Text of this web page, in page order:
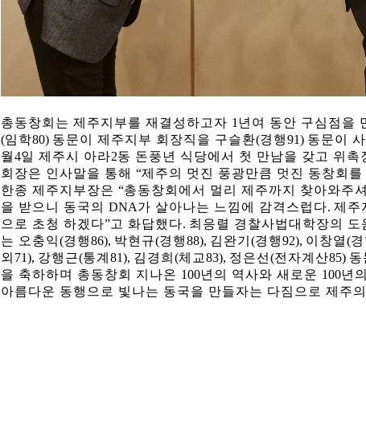
총동창회 소식
모교 소식
동문동정
동국의 창
총동창회는 제주지부를 재결성하고자 1 년여 동안 구심점을
(임학80) 동문이 제주지부 회장직을 구슬환(경행91) 동문이
월4일 제주시 아라2동 돈풍년 식당에서 첫 만남을 갖고 위촉
회장은 인사말을 통해 “제주의 멋진 풍광만큼 멋진 동창회
한종 제주지부장은 “총동창회에서 멀리 제주까지 찾아와주
을 받으니 동국의 DNA가 살아나는 느낌에 감격스럽다. 제주
으로 초청 하겠다”고 화답했다. 최응렬 경찰사법대학장의
는 오충익(경행86), 박현규(경행88), 김완기 (경행92), 이창열(경
외 71), 강행근(통계 81), 김경희 (체교83), 정은선 (전자계산85) 동
을 축하하며 총동창회 지나온 100년의 역사와 새로운 100년
아름다운 동행으로 빛나는 동국을 만들자는 다짐으로 제주